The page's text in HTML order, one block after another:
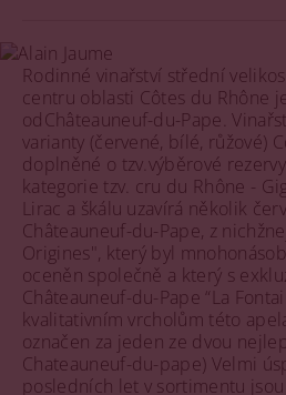
Rodinné vinařství střední
centru oblasti Côtes du Rhône
odChâteauneuf-du-Pape.
varianty (červené, bílé, růžové)
doplněné o tzv.výběrové
kategorie tzv. cru du Rhône -
Lirac a škálu uzavírá několik
Châteauneuf-du-Pape, z
Origines", který byl
oceněn společně a který s
Châteauneuf-du-Pape “La
kvalitativním vrcholům této
označen za jeden ze dvou
Chateauneuf-du-pape) Velmi
posledních let v sortimentu